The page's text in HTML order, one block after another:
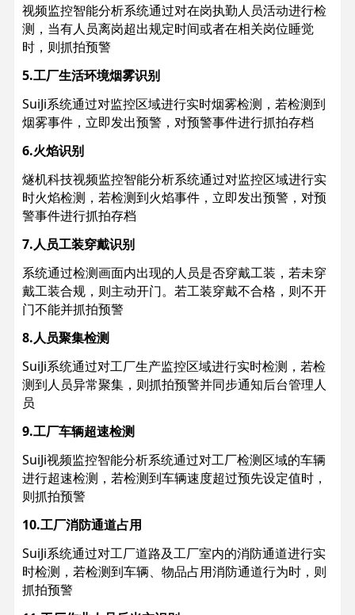
视频监控智能分析系统通过对在岗执勤人员活动进行检
测，当有人员离岗超出规定时间或者在相关岗位睡觉
时，则抓拍预警
5.工厂生活环境烟雾识别
SuiJi系统通过对监控区域进行实时烟雾检测，若检测到
烟雾事件，立即发出预警，对预警事件进行抓拍存档
6.火焰识别
燧机科技视频监控智能分析系统通过对监控区域进行实
时火焰检测，若检测到火焰事件，立即发出预警，对预
警事件进行抓拍存档
7.人员工装穿戴识别
系统通过检测画面内出现的人员是否穿戴工装，若未穿
戴工装合规，则主动开门。若工装穿戴不合格，则不开
门不能并抓拍预警
8.人员聚集检测
SuiJi系统通过对工厂生产监控区域进行实时检测，若检
测到人员异常聚集，则抓拍预警并同步通知后台管理人
员
9.工厂车辆超速检测
SuiJi视频监控智能分析系统通过对工厂检测区域的车辆
进行超速检测，若检测到车辆速度超过预先设定值时，
则抓拍预警
10.工厂消防通道占用
SuiJi系统通过对工厂道路及工厂室内的消防通道进行实
时检测，若检测到车辆、物品占用消防通道行为时，则
抓拍预警